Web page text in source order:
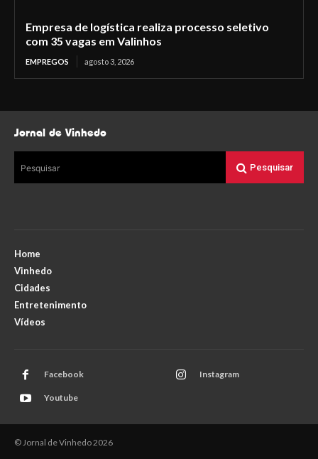
Empresa de logística realiza processo seletivo
com 35 vagas em Valinhos
EMPREGOS agosto 3, 2026
Jornal de Vinhedo
Pesquisar Pesquisar
Home
Vinhedo
Cidades
Entretenimento
Vídeos
Facebook Instagram
Youtube
© Jornal de Vinhedo 2026